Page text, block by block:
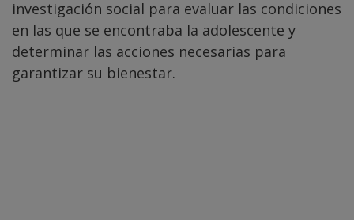
investigación social para evaluar las condiciones
en las que se encontraba la adolescente y
determinar las acciones necesarias para
garantizar su bienestar.